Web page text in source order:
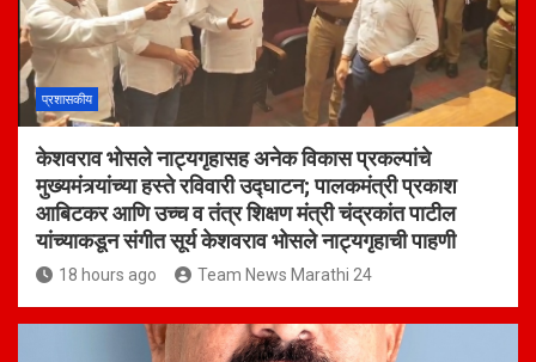
प्रशासकीय
केशवराव भोसले नाट्यगृहासह अनेक विकास प्रकल्पांचे
मुख्यमंत्र्यांच्या हस्ते रविवारी उद्घाटन; पालकमंत्री प्रकाश
आबिटकर आणि उच्च व तंत्र शिक्षण मंत्री चंद्रकांत पाटील
यांच्याकडून संगीत सूर्य केशवराव भोसले नाट्यगृहाची पाहणी
18 hours ago Team News Marathi 24